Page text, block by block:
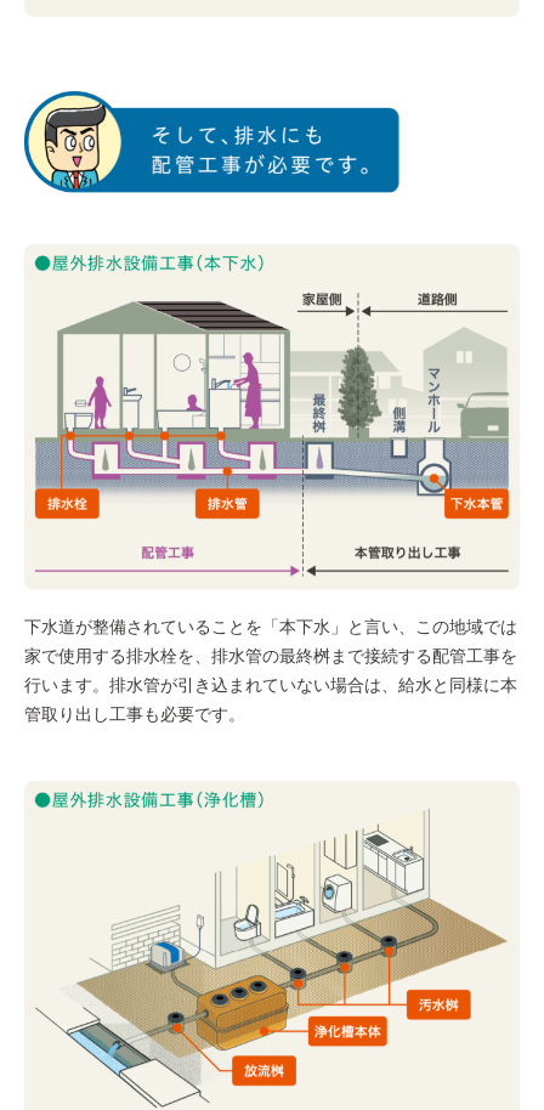
下水道が整備されていることを「本下水」と言い、この地域では
家で使用する排水栓を、排水管の最終桝まで接続する配管工事を
行います。排水管が引き込まれていない場合は、給水と同様に本
管取り出し工事も必要です。